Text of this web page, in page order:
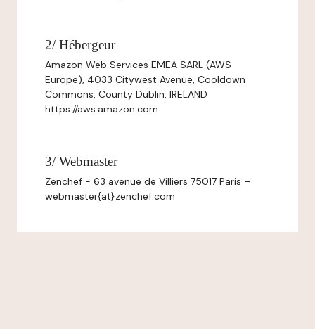
2/ Hébergeur
Amazon Web Services EMEA SARL (AWS
Europe), 4033 Citywest Avenue, Cooldown
Commons, County Dublin, IRELAND
https://aws.amazon.com
3/ Webmaster
Zenchef - 63 avenue de Villiers 75017 Paris –
webmaster{at}zenchef.com